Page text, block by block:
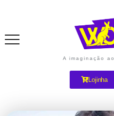
A imaginação
Lojinha